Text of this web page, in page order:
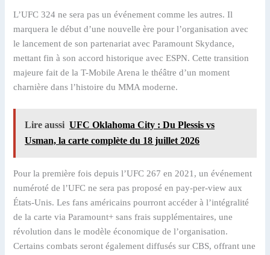
L’UFC 324 ne sera pas un événement comme les autres. Il
marquera le début d’une nouvelle ère pour l’organisation avec
le lancement de son partenariat avec Paramount Skydance,
mettant fin à son accord historique avec ESPN. Cette transition
majeure fait de la T-Mobile Arena le théâtre d’un moment
charnière dans l’histoire du MMA moderne.
Lire aussi UFC Oklahoma City : Du Plessis vs
Usman, la carte complète du 18 juillet 2026
Pour la première fois depuis l’UFC 267 en 2021, un événement
numéroté de l’UFC ne sera pas proposé en pay-per-view aux
États-Unis. Les fans américains pourront accéder à l’intégralité
de la carte via Paramount+ sans frais supplémentaires, une
révolution dans le modèle économique de l’organisation.
Certains combats seront également diffusés sur CBS, offrant une